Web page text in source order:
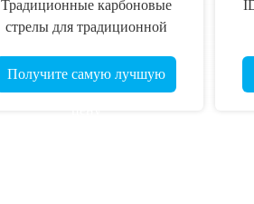
Традиционные карбоновые
стрелы для традиционной
34"-35"-36"-37"-38"-39" с
жесткостью
Получите самую лучшую